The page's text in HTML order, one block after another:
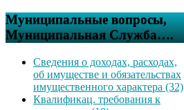
Муниципальные вопросы,
Муниципальная Служба….
Сведения о доходах, расходах,
об имуществе и обязательствах
имущественного характера (32)
Квалификац. требования к